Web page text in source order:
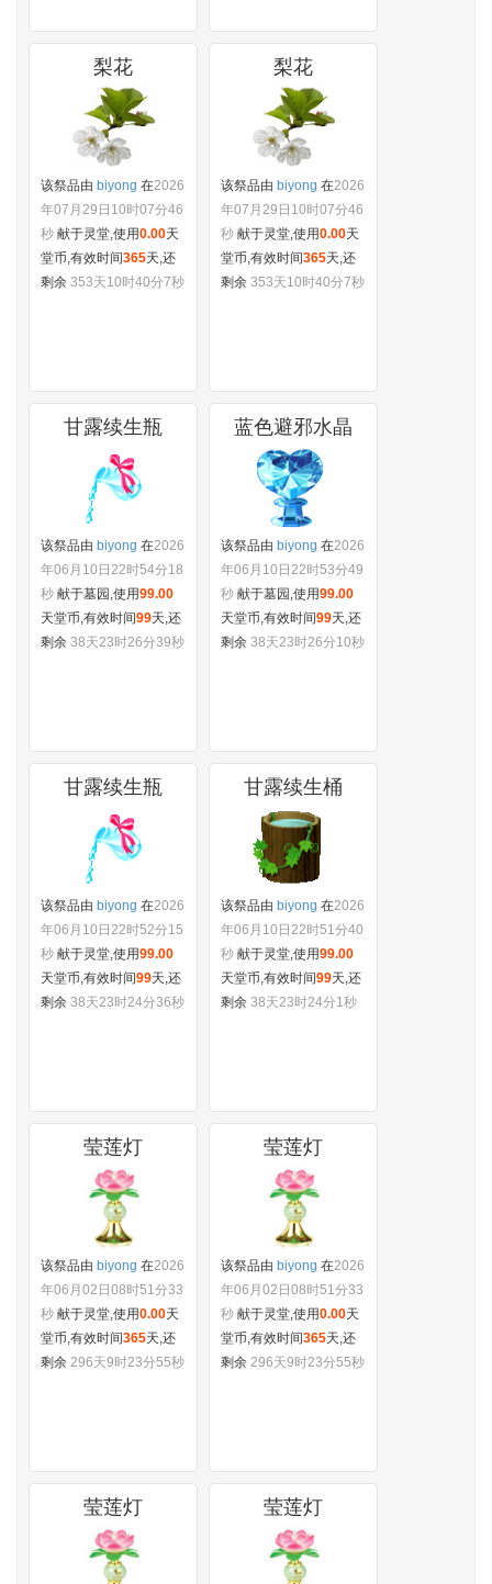
梨花
该祭品由 biyong在2026
年07月29日10时07分46
秒献于灵堂,使用0.00天
堂币,有效时间365天,还
梨花
该祭品由 biyong在2026
年07月29日10时07分46
秒献于灵堂,使用0.00天
堂币,有效时间365天,还
甘露续生瓶
该祭品由 biyong在2026
年06月10日22时54分18
秒献于墓园,使用99.00
天堂币,有效时间99天,还
蓝色避邪水晶
该祭品由 biyong在2026
年06月10日22时53分49
秒献于墓园,使用99.00
天堂币,有效时间99天,还
甘露续生瓶
该祭品由 biyong在2026
年06月10日22时52分15
秒献于灵堂,使用99.00
天堂币,有效时间99天,还
甘露续生桶
该祭品由 biyong在2026
年06月10日22时51分40
秒献于灵堂,使用99.00
天堂币,有效时间99天,还
莹莲灯
该祭品由 biyong在2026
年06月02日08时51分33
秒献于灵堂,使用0.00天
堂币,有效时间365天,还
莹莲灯
该祭品由 biyong在2026
年06月02日08时51分33
秒献于灵堂,使用0.00天
堂币,有效时间365天,还
莹莲灯 莹莲灯